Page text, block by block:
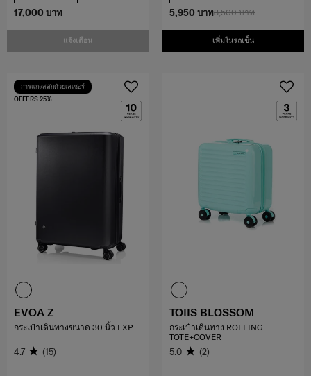
17,000 บาท
แจ้งเตือน
8,500 บาท
5,950 บาท
เพิ่มในรถเข็น
OFFERS 25%
การแกะสลักด้วยเลเซอร์
EVOA Z
กระเป๋าเดินทางขนาด 30 นิ้ว EXP
4.7 (15)
TOIIS BLOSSOM
กระเป๋าเดินทาง ROLLING
TOTE+COVER
5.0 (2)